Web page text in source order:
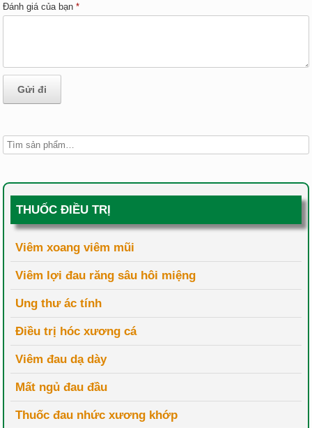
Đánh giá của bạn*
THUỐC ĐIỀU TRỊ
Viêm xoang viêm mũi
Viêm lợi đau răng sâu hôi miệng
Ung thư ác tính
Điều trị hóc xương cá
Viêm đau dạ dày
Mất ngủ đau đầu
Thuốc đau nhức xương khớp